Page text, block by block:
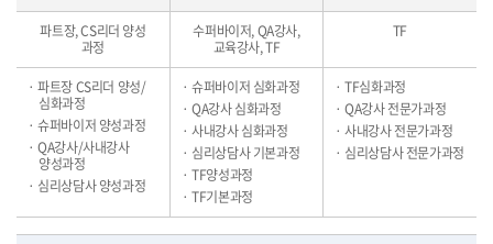
파트장, CS리더 양성
과정
수퍼바이저, QA강사,
교육강사, TF
TF
· 파트장 CS리더 양성/
심화과정
· 슈퍼바이저 양성과정
· QA강사/사내강사
양성과정
· 심리상담사 양성과정
· 슈퍼바이저 심화과정
· QA강사 심화과정
· 사내강사 심화과정
· 심리상담사 기본과정
· TF양성과정
· TF기본과정
· TF심화과정
· QA강사 전문가과정
· 사내강사 전문가과정
· 심리상담사 전문가과정